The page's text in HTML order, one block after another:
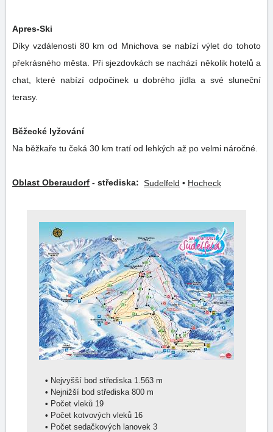
Apres-Ski
Díky vzdálenosti 80 km od Mnichova se nabízí výlet do tohoto
překrásného města. Při sjezdovkách se nachází několik hotelů a
chat, které nabízí odpočinek u dobrého jídla a své sluneční
terasy.
Běžecké lyžování
Na běžkaře tu čeká 30 km tratí od lehkých až po velmi náročné.
Oblast Oberaudorf - střediska: Sudelfeld • Hocheck
•
Nejvyšší bod střediska 1.563 m
•
Nejnižší bod střediska 800 m
•
Počet vleků 19
•
Počet kotvových vleků 16
•
Počet sedačkových lanovek 3